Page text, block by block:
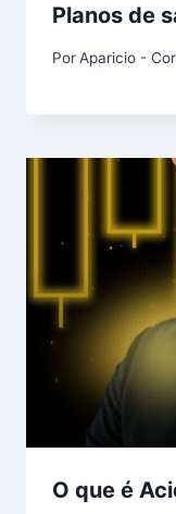
Planos de
PorAparicio -
O que é